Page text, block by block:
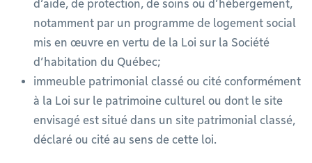
d’aide, de protection, de soins ou d’hébergement,
notamment par un programme de logement social
mis en œuvre en vertu de la Loi sur la Société
d’habitation du Québec;
immeuble patrimonial classé ou cité conformément
à la Loi sur le patrimoine culturel ou dont le site
envisagé est situé dans un site patrimonial classé,
déclaré ou cité au sens de cette loi.